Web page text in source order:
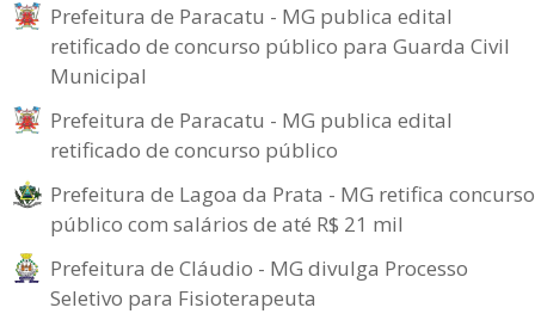
Prefeitura de Paracatu - MG publica edital
retificado de concurso público para Guarda Civil
Municipal
Prefeitura de Paracatu - MG publica edital
retificado de concurso público
Prefeitura de Lagoa da Prata - MG retifica concurso
público com salários de até R$ 21 mil
Prefeitura de Cláudio - MG divulga Processo
Seletivo para Fisioterapeuta